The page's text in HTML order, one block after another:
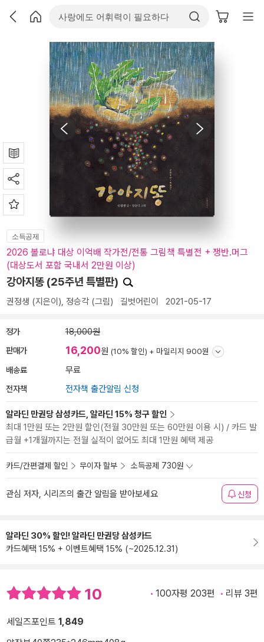
소득공제
2026 볼로냐 대상 이억배 작가전/전통 그림책 특별전 + 쟁반.머그
(대상도서 포함 국내서 2만원 이상)
강아지똥 (25주년 특별판)
권정생 (지은이), 정승각 (그림) 길벗어린이 2021-05-17
정가 18,000원
판매가 16,200원 (10% 할인) + 마일리지 900원
배송료 무료
전자책 전자책 출간알림 신청
알라딘 만권당 삼성카드, 알라딘 15% 청구 할인
최대 1만원 또는 2만원 할인(전월 30만원 또는 60만원 이용 시) / 카드 발
급월 +1개월까지는 전월 실적이 없어도 최대 1만원 혜택 제공
카드/간편결제 할인 무이자 할부 소득공제 730원
관심 저자, 시리즈의 출간 알림을 받아보세요 신청
알라딘 30% 할인! 알라딘 만권당 삼성카드
카드혜택 15% + 이벤트혜택 15% (~2025.12.31)
10 100자평 203편 리뷰 3편
세일즈포인트 1,849